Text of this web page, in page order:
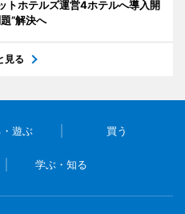
トホテルズ運営4ホテルへ導入開
”解決へ
見る
・遊ぶ 買う
学ぶ・知る